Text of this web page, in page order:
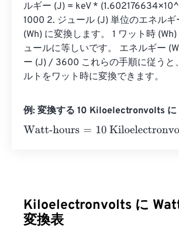
ルギー (J) = keV *
1000 2. ジュール (J) 単位のエネル
(Wh) に変換します。 1 ワット時
ュールに等しいです。 エネルギー
ー (J) / 3600 これらの手順に従うと
ルトをワット時に変換できます。
例: 変換する 10 Kiloelectronvolts
Watt-hours=10 Kiloelectronvolts×
Kiloelectronvolts に
変換表